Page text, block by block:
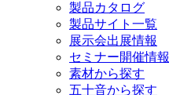
製品カタログ
製品サイト一覧
展示会出展情報
セミナー開催情報
素材から探す
五十音から探す